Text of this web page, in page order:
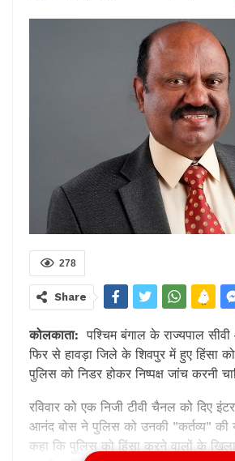
278
Share
कोलकाता: पश्चिम बंगाल के राज्यपाल
फिर से हावड़ा जिले के शिवपुर में हुए हिंसा
पुलिस को निडर होकर निष्पक्ष जांच करनी
रविवार को एक निजी टीवी चैनल को दिए
आनंद बोस ने पुलिस को उनकी ”कर्तव्य” की
कहा कि पुलिस को हिंसा करने वालों के